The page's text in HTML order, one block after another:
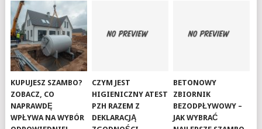
KUPUJESZ SZAMBO?
ZOBACZ, CO
NAPRAWDĘ
WPŁYWA NA WYBÓR
CZYM JEST
HIGIENICZNY ATEST
PZH RAZEM Z
DEKLARACJĄ
BETONOWY
ZBIORNIK
BEZODPŁYWOWY –
JAK WYBRAĆ